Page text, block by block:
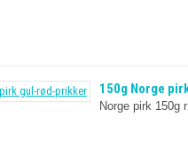
150g Norge
Norge pirk 150g